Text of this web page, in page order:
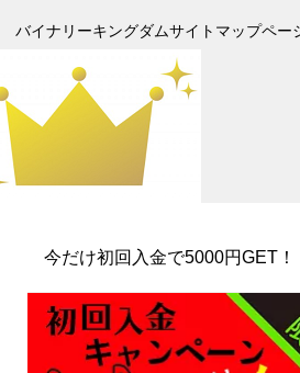
バイナリーキングダムサイトマップペー
今だけ初回入金で5000円GET！